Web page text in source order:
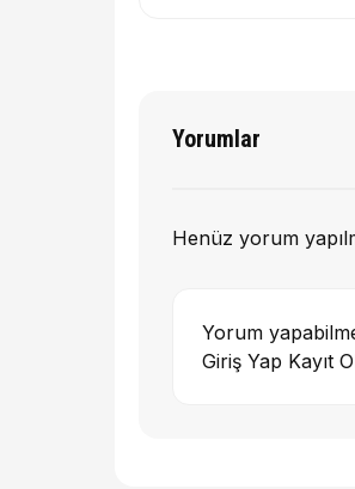
Yorumlar
Henüz yorum
Yorum
Giriş Yap Kayıt